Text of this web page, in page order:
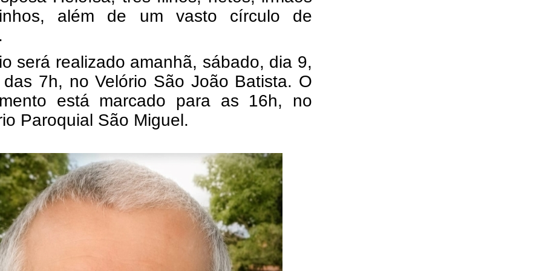
além de um vasto círculo de
será realizado amanhã, sábado, dia 9,
7h, no Velório São João Batista. O
está marcado para as 16h, no
Paroquial São Miguel.